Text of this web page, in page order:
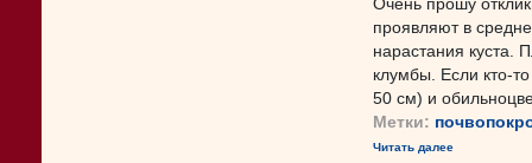
Очень прошу
проявляют в
нарастания куста.
клумбы. Если кто-
50 см) и
Метки:
Читать далее